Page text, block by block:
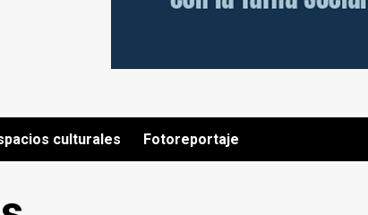
culturales Fotoreportaje